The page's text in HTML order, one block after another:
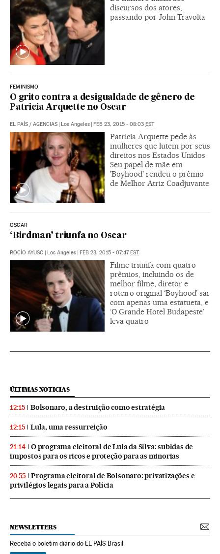
discursos dos atores,
passando por John Travolta
FEMINISMO
O grito contra a desigualdade de gênero de
Patricia Arquette no Oscar
EL PAÍS / AGENCIAS | Los Angeles | FEB 23, 2015 - 08:03 EST
Patricia Arquette pede às
mulheres que lutem por seus
direitos nos Estados Unidos
Seu papel de mãe em
'Boyhood' rendeu o prêmio
de Melhor Atriz Coadjuvante
OSCAR
‘Birdman’ triunfa no Oscar
ROCÍO AYUSO | Los Angeles | FEB 23, 2015 - 07:47EST
Filme triunfa com quatro
prêmios, incluindo os de
melhor filme, diretor e
roteiro original ‘Boyhood’ sai
com apenas uma estatueta, e
‘O Grande Hotel Budapeste’
leva quatro
ÚLTIMAS NOTICIAS
12:15 Bolsonaro, a destruição como estratégia
12:15 Lula, uma ressurreição
21:14
O programa eleitoral de Lula da Silva: subidas de
impostos para os ricos e proteção para as minorias
20:55
Programa eleitoral de Bolsonaro: privatizações e
privilégios legais para a Polícia
NEWSLETTERS
Receba o boletim diário do EL PAÍS Brasil